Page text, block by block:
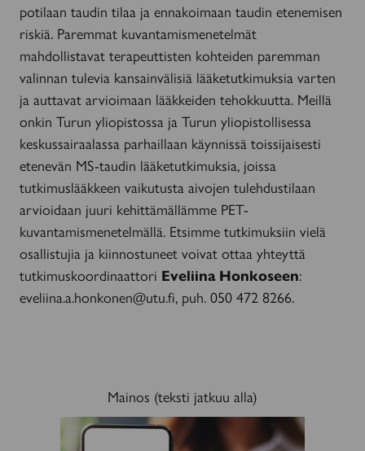
potilaan taudin tilaa ja ennakoimaan taudin etenemisen
riskiä. Paremmat kuvantamismenetelmät
mahdollistavat terapeuttisten kohteiden paremman
valinnan tulevia kansainvälisiä lääketutkimuksia varten
ja auttavat arvioimaan lääkkeiden tehokkuutta. Meillä
onkin Turun yliopistossa ja Turun yliopistollisessa
keskussairaalassa parhaillaan käynnissä toissijaisesti
etenevän MS-taudin lääketutkimuksia, joissa
tutkimuslääkkeen vaikutusta aivojen tulehdustilaan
arvioidaan juuri kehittämällämme PET-
kuvantamismenetelmällä. Etsimme tutkimuksiin vielä
osallistujia ja kiinnostuneet voivat ottaa yhteyttä
tutkimuskoordinaattori Eveliina Honkoseen:
eveliina.a.honkonen@utu.fi, puh. 050 472 8266.
Mainos (teksti jatkuu alla)
MAINOS